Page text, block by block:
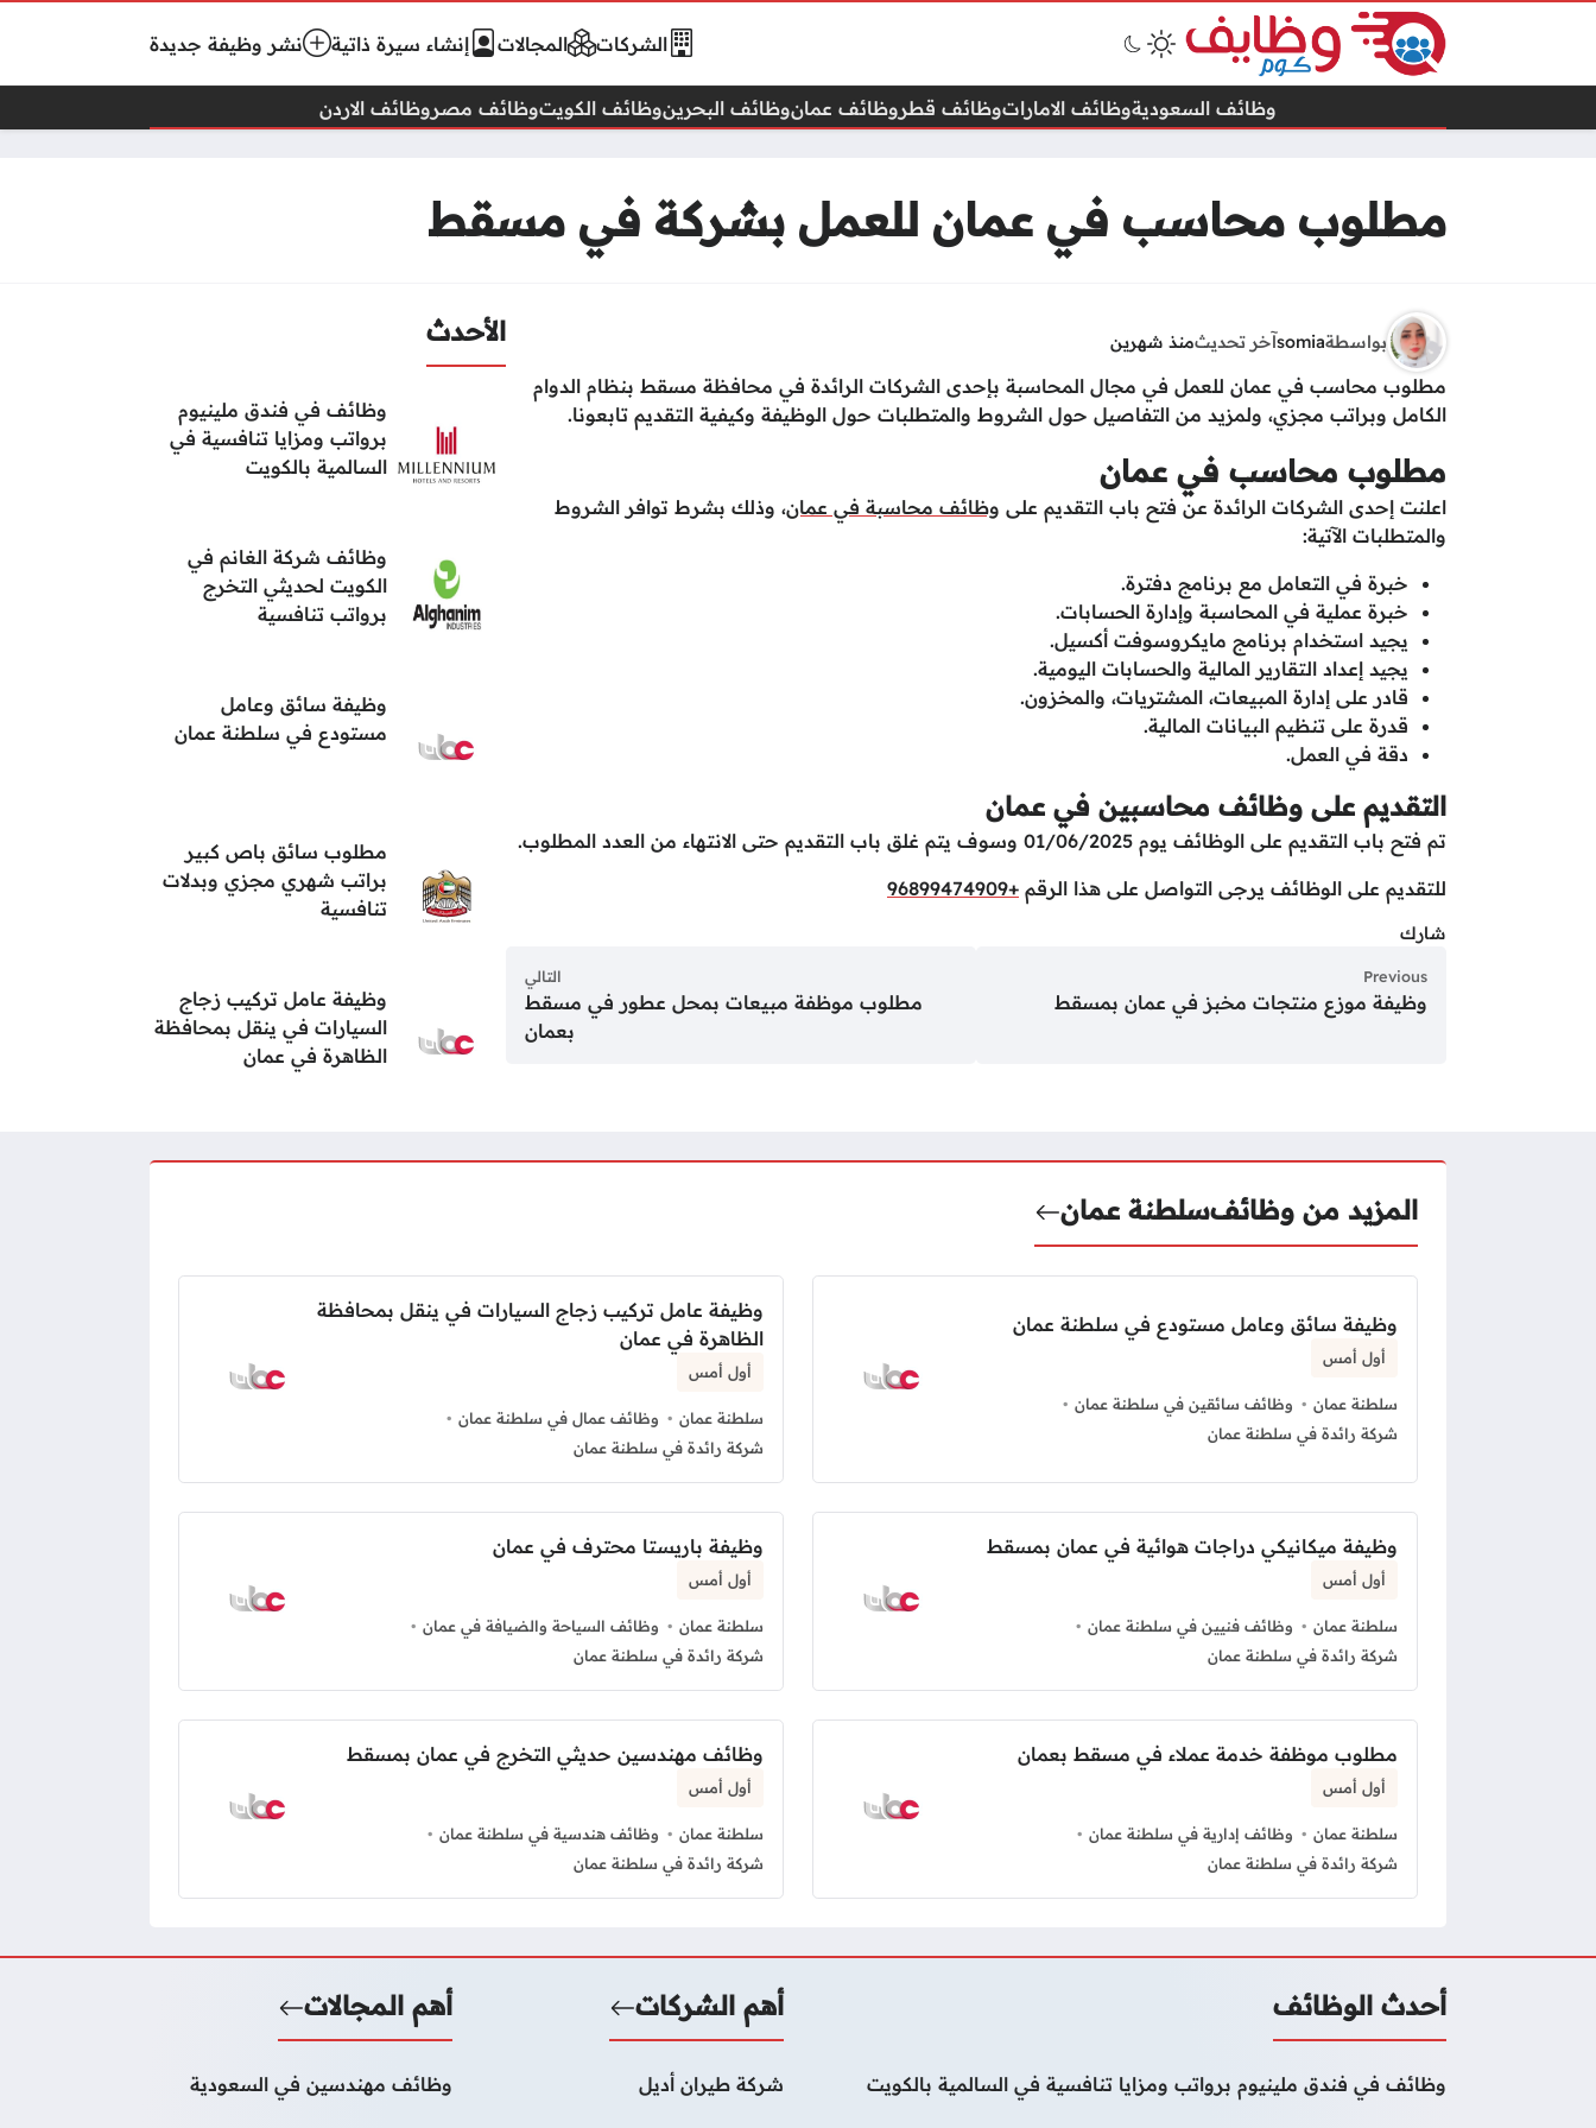
الشركات المجالات إنشاء سيرة ذاتية نشر وظيفة جديدة
وظائف السعوديةوظائف الاماراتوظائف قطروظائف عمانوظائف البحرينوظائف الكويتوظائف مصروظائف الاردن
مطلوب محاسب في عمان للعمل بشركة في مسقط
الأحدث
وظائف في فندق ملينيوم
برواتب ومزايا تنافسية في
السالمية بالكويت
وظائف شركة الغانم في
الكويت لحديثي التخرج
برواتب تنافسية
وظيفة سائق وعامل
مستودع في سلطنة عمان
مطلوب سائق باص كبير
براتب شهري مجزي وبدلات
تنافسية
وظيفة عامل تركيب زجاج
السيارات في ينقل بمحافظة
الظاهرة في عمان
بواسطةsomiaآخر تحديثمنذ شهرين
مطلوب محاسب في عمان للعمل في مجال المحاسبة بإحدى الشركات الرائدة في محافظة مسقط بنظام الدوام
الكامل وبراتب مجزي، ولمزيد من التفاصيل حول الشروط والمتطلبات حول الوظيفة وكيفية التقديم تابعونا.
مطلوب محاسب في عمان
اعلنت إحدى الشركات الرائدة عن فتح باب التقديم على وظائف محاسبة في عمان، وذلك بشرط توافر الشروط
والمتطلبات الآتية:
خبرة في التعامل مع برنامج دفترة.
خبرة عملية في المحاسبة وإدارة الحسابات.
يجيد استخدام برنامج مايكروسوفت أكسيل.
يجيد إعداد التقارير المالية والحسابات اليومية.
قادر على إدارة المبيعات، المشتريات، والمخزون.
قدرة على تنظيم البيانات المالية.
دقة في العمل.
التقديم على وظائف محاسبين في عمان
تم فتح باب التقديم على الوظائف يوم 01/06/2025 وسوف يتم غلق باب التقديم حتى الانتهاء من العدد المطلوب.
للتقديم على الوظائف يرجى التواصل على هذا الرقم +96899474909
شارك
Previous
وظيفة موزع منتجات مخبز في عمان بمسقط
التالي
مطلوب موظفة مبيعات بمحل عطور في مسقط
بعمان
المزيد من وظائفسلطنة عمان
وظيفة سائق وعامل مستودع في سلطنة عمان
أول أمس
سلطنة عمان
وظائف سائقين في سلطنة عمان
شركة رائدة في سلطنة عمان
وظيفة عامل تركيب زجاج السيارات في ينقل بمحافظة
الظاهرة في عمان
أول أمس
سلطنة عمان
وظائف عمال في سلطنة عمان
شركة رائدة في سلطنة عمان
وظيفة ميكانيكي دراجات هوائية في عمان بمسقط
أول أمس
سلطنة عمان
وظائف فنيين في سلطنة عمان
شركة رائدة في سلطنة عمان
وظيفة باريستا محترف في عمان
أول أمس
سلطنة عمان
وظائف السياحة والضيافة في عمان
شركة رائدة في سلطنة عمان
مطلوب موظفة خدمة عملاء في مسقط بعمان
أول أمس
سلطنة عمان
وظائف إدارية في سلطنة عمان
شركة رائدة في سلطنة عمان
وظائف مهندسين حديثي التخرج في عمان بمسقط
أول أمس
سلطنة عمان
وظائف هندسية في سلطنة عمان
شركة رائدة في سلطنة عمان
أحدث الوظائف
وظائف في فندق ملينيوم برواتب ومزايا تنافسية في السالمية بالكويت
أهم الشركات
شركة طيران أديل
أهم المجالات
وظائف مهندسين في السعودية